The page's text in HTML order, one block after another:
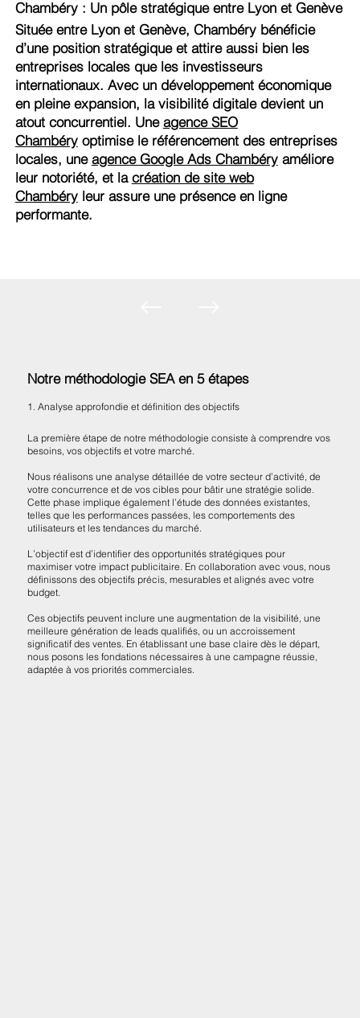
Chambéry : Un pôle stratégique entre Lyon et Genève
Située entre Lyon et Genève, Chambéry bénéficie
d’une position stratégique et attire aussi bien les
entreprises locales que les investisseurs
internationaux. Avec un développement économique
en pleine expansion, la visibilité digitale devient un
atout concurrentiel. Uneagence SEO
Chambéryoptimise le référencement des entreprises
locales, uneagence Google Ads Chambéryaméliore
leur notoriété, et lacréation de site web
Chambéryleur assure une présence en ligne
performante.
Notre méthodologie SEA en 5 étapes
1. Analyse approfondie et définition des objectifs
La première étape de notre méthodologie consiste à comprendre vos
besoins, vos objectifs et votre marché.
Nous réalisons une analyse détaillée de votre secteur d’activité, de
votre concurrence et de vos cibles pour bâtir une stratégie solide.
Cette phase implique également l’étude des données existantes,
telles que les performances passées, les comportements des
utilisateurs et les tendances du marché.
L’objectif est d’identifier des opportunités stratégiques pour
maximiser votre impact publicitaire. En collaboration avec vous, nous
définissons des objectifs précis, mesurables et alignés avec votre
budget.
Ces objectifs peuvent inclure une augmentation de la visibilité, une
meilleure génération de leads qualifiés, ou un accroissement
significatif des ventes. En établissant une base claire dès le départ,
nous posons les fondations nécessaires à une campagne réussie,
adaptée à vos priorités commerciales.